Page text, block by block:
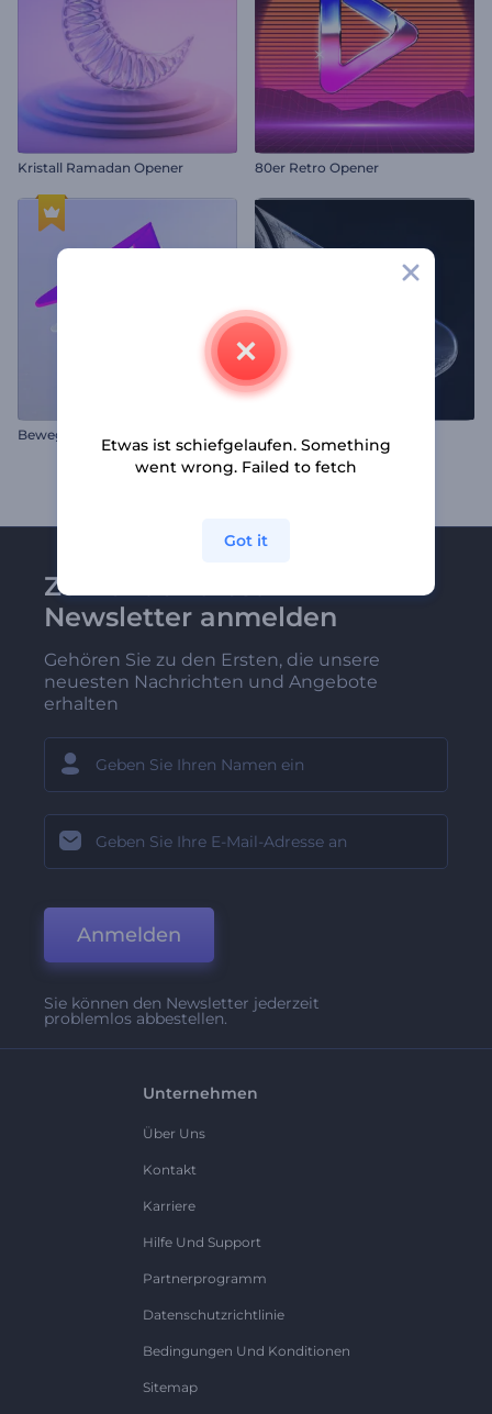
Kristall Ramadan Opener 80er Retro Opener
Bewegte Schichten Logo-Reveal Dunkles, filmisches Intro
Zu Renderforest-
Newsletter anmelden
Gehören Sie zu den Ersten, die unsere
neuesten Nachrichten und Angebote
erhalten
Anmelden
Sie können den Newsletter jederzeit
problemlos abbestellen.
Unternehmen
Über Uns
Kontakt
Karriere
Hilfe Und Support
Partnerprogramm
Datenschutzrichtlinie
Bedingungen Und Konditionen
Sitemap
Etwas ist schiefgelaufen. Something
went wrong. Failed to fetch
Got it